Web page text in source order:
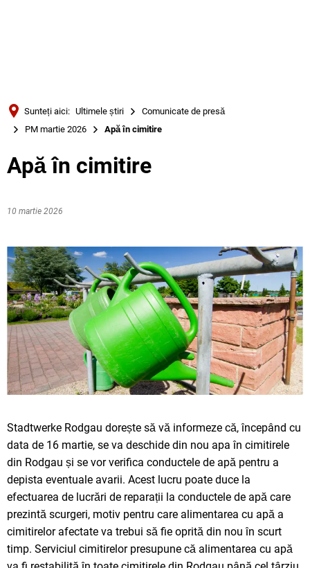
Sunteți aici: Ultimele știri
Comunicate de presă
PM martie 2026
Apă în cimitire
Apă în cimitire
10 martie 2026
Stadtwerke Rodgau dorește să vă informeze că, începând cu
data de 16 martie, se va deschide din nou apa în cimitirele
din Rodgau și se vor verifica conductele de apă pentru a
depista eventuale avarii. Acest lucru poate duce la
efectuarea de lucrări de reparații la conductele de apă care
prezintă scurgeri, motiv pentru care alimentarea cu apă a
cimitirelor afectate va trebui să fie oprită din nou în scurt
timp. Serviciul cimitirelor presupune că alimentarea cu apă